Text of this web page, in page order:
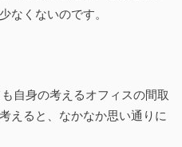
なくないのです。
自身の考えるオフィスの間取
えると、なかなか思い通りに